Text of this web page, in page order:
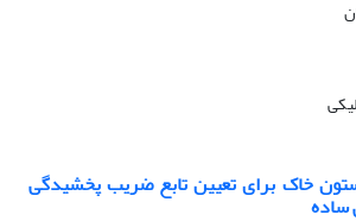
خاک برای تعیین تابع ضریب پخشیدگی
ساده